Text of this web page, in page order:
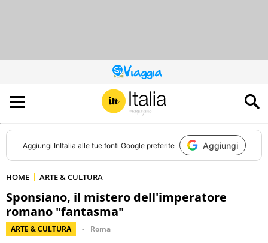
QUESTO
SITO
CONTRIBUISCE
ALL’AUDIENCE
DI
Aggiungi InItalia alle tue fonti Google preferite Aggiungi
HOME ARTE & CULTURA
Sponsiano, il mistero dell'imperatore
romano "fantasma"
ARTE & CULTURA Roma